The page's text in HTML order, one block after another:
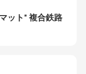
ット" 複合鉄路